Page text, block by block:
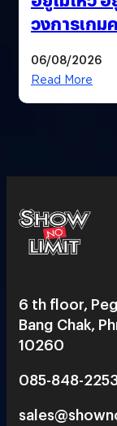
วงการเกม
06/08/2026
Read More
6 th floor,
Bang Chak,
10260
085-848-